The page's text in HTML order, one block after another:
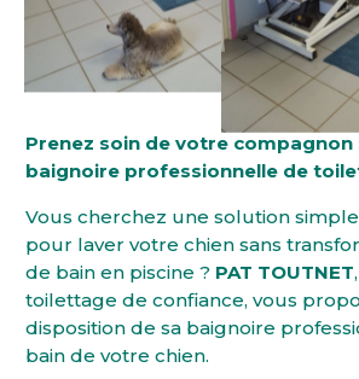
Prenez soin de votre compagnon
baignoire professionnelle de
Vous cherchez une solution
pour laver votre chien sans
de bain en piscine ? PAT TOUTNET
toilettage de confiance, vous
disposition de sa baignoire
bain de votre chien.